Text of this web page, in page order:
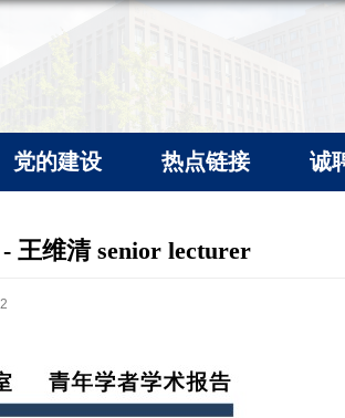
党的建设 热点链接 诚
王维清 senior lecturer